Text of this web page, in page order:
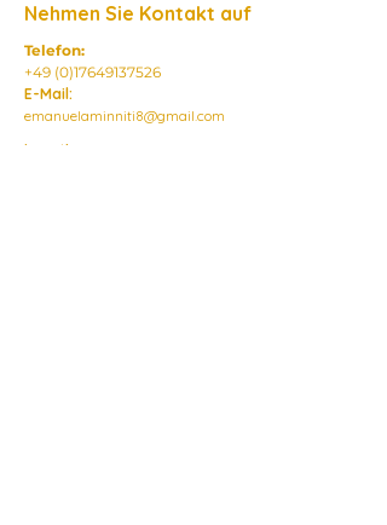
Nehmen Sie Kontakt auf
Telefon:
+49 (0)17649137526
E-Mail:
emanuelaminniti8@gmail.com
Location: